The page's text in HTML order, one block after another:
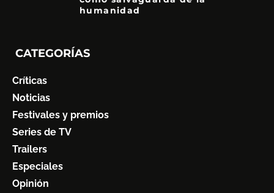
humanidad
CATEGORÍAS
Críticas
Noticias
Festivales y premios
Series de TV
Trailers
Especiales
Opinión